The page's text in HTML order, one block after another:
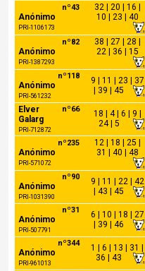
nº43
Anónimo
PRI-1106173
32 | 20 | 16 |
10 | 23 | 40
nº82
Anónimo
PRI-1387293
38 | 27 | 28 |
22 | 36 | 15
nº118
Anónimo
PRI-561232
9 | 11 | 23 | 37
| 39 | 45
nº66
Elver
Galarg
PRI-712872
18 | 4 | 6 | 9 |
24 | 5
nº235
Anónimo
PRI-571072
12 | 18 | 25 |
31 | 40 | 48
nº90
Anónimo
PRI-1031390
9 | 11 | 22 | 42
| 43 | 45
nº31
Anónimo
PRI-507791
6 | 10 | 18 | 27
| 39 | 46
nº344
Anónimo
PRI-961013
1 | 6 | 13 | 31 |
36 | 43